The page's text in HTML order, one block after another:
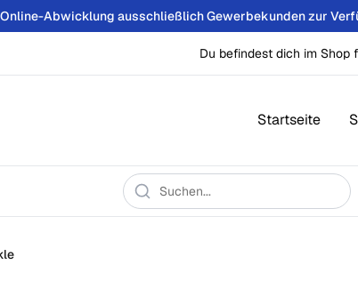
Abwicklung ausschließlich Gewerbekunden zur
Du befindest dich im Shop
Startseite